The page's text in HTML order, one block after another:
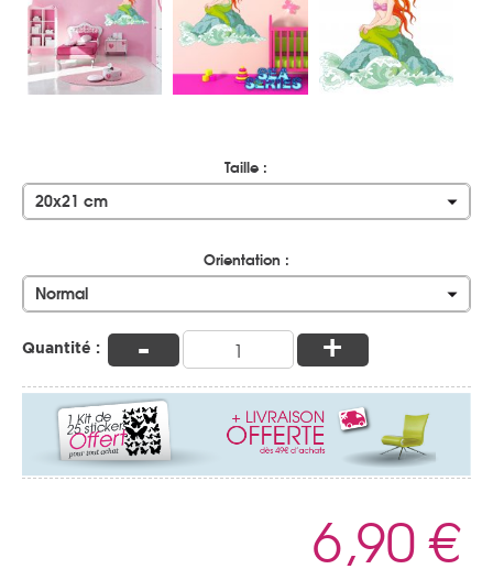
Taille :
20x21 cm
Orientation :
Normal
Quantité : - +
6,90 €